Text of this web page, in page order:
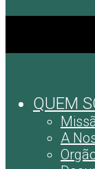
QUEM
A